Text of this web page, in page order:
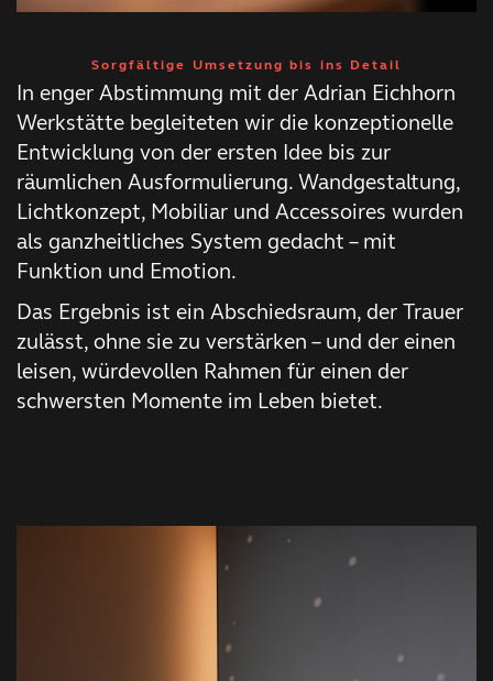
Sorgfältige Umsetzung bis ins Detail
In enger Abstimmung mit der Adrian Eichhorn
Werkstätte begleiteten wir die konzeptionelle
Entwicklung von der ersten Idee bis zur
räumlichen Ausformulierung. Wandgestaltung,
Lichtkonzept, Mobiliar und Accessoires wurden
als ganzheitliches System gedacht – mit
Funktion und Emotion.
Das Ergebnis ist ein Abschiedsraum, der Trauer
zulässt, ohne sie zu verstärken – und der einen
leisen, würdevollen Rahmen für einen der
schwersten Momente im Leben bietet.